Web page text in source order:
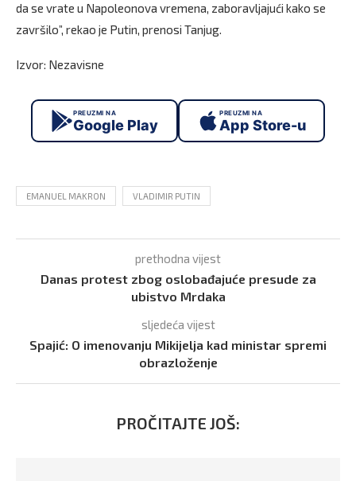
da se vrate u Napoleonova vremena, zaboravljajući kako se
završilo”, rekao je Putin, prenosi Tanjug.
Izvor: Nezavisne
PREUZMI NA
Google Play
PREUZMI NA
App Store-u
EMANUEL MAKRON VLADIMIR PUTIN
prethodna vijest
Danas protest zbog oslobađajuće presude za
ubistvo Mrdaka
sljedeća vijest
Spajić: O imenovanju Mikijelja kad ministar spremi
obrazloženje
PROČITAJTE JOŠ: